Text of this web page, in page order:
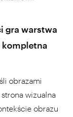
gra warstwa
kompletna
obrazami
wizualna
obrazu